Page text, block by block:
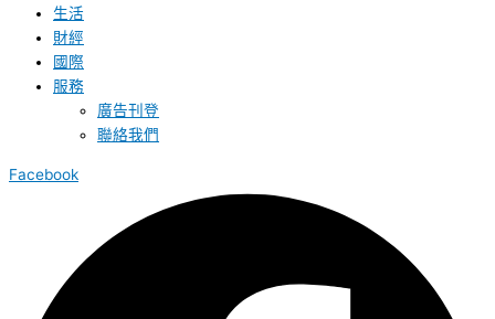
生活
財經
國際
服務
廣告刊登
聯絡我們
Facebook